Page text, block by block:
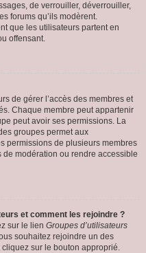
de verrouiller, déverrouiller,
forums qu’ils modèrent.
que les utilisateurs partent en
offensant.
de gérer l’accès des membres et
Chaque membre peut appartenir
peut avoir ses permissions. La
groupes permet aux
permissions de plusieurs membres
de modération ou rendre accessible
et comment les rejoindre ?
sur le lien Groupes d’utilisateurs
souhaitez rejoindre un des
sur le bouton approprié.